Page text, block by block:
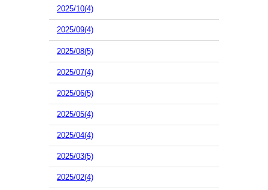
2025/10(4)
2025/09(4)
2025/08(5)
2025/07(4)
2025/06(5)
2025/05(4)
2025/04(4)
2025/03(5)
2025/02(4)